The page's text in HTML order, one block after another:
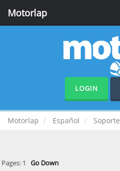
Motorlap
LOGIN
Motorlap Español Soporte
Pages: 1 Go Down